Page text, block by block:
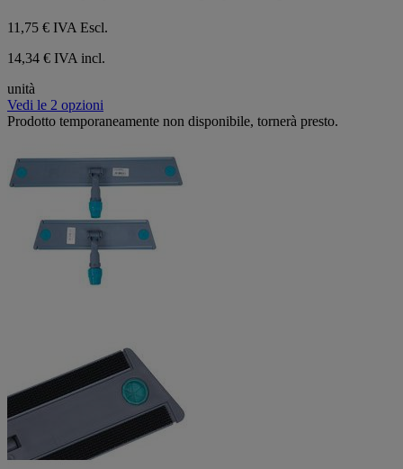
11,75 € IVA Escl.
14,34 € IVA incl.
unità
Vedi le 2 opzioni
Prodotto temporaneamente non disponibile, tornerà presto.